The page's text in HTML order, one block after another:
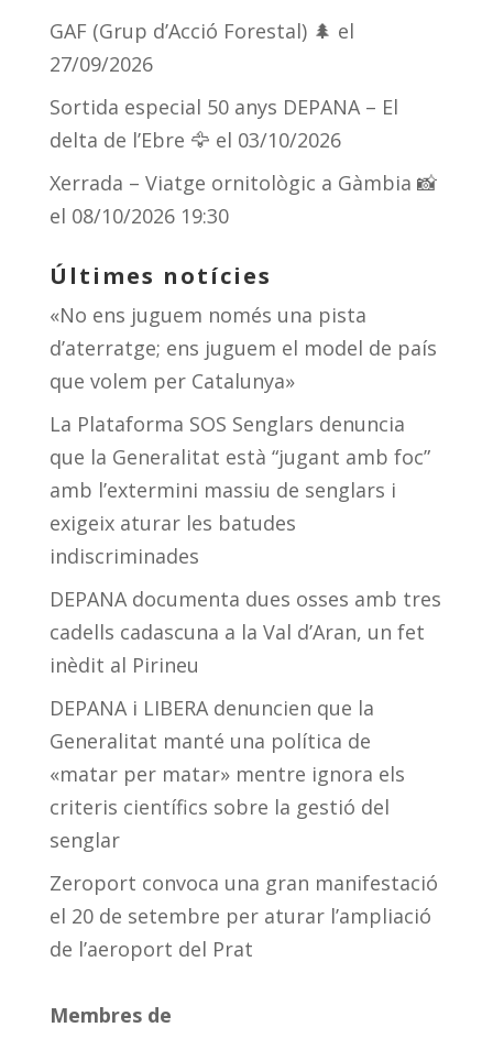
GAF (Grup d’Acció Forestal) 🌲 el
27/09/2026
Sortida especial 50 anys DEPANA – El
delta de l’Ebre 🦅 el 03/10/2026
Xerrada – Viatge ornitològic a Gàmbia 📸
el 08/10/2026 19:30
Últimes notícies
«No ens juguem només una pista
d’aterratge; ens juguem el model de país
que volem per Catalunya»
La Plataforma SOS Senglars denuncia
que la Generalitat està “jugant amb foc”
amb l’extermini massiu de senglars i
exigeix aturar les batudes
indiscriminades
DEPANA documenta dues osses amb tres
cadells cadascuna a la Val d’Aran, un fet
inèdit al Pirineu
DEPANA i LIBERA denuncien que la
Generalitat manté una política de
«matar per matar» mentre ignora els
criteris científics sobre la gestió del
senglar
Zeroport convoca una gran manifestació
el 20 de setembre per aturar l’ampliació
de l’aeroport del Prat
Membres de